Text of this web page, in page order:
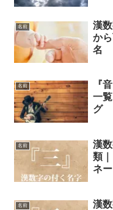
名前
漢
か
名
名前
『
一
グ
名前
漢
類
ネ
名前
漢